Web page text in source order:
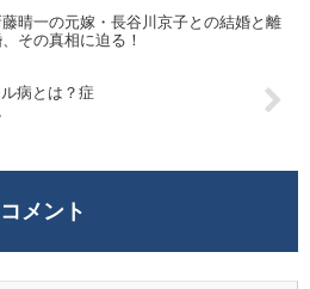
藤晴一の元嫁・長谷川京子との結婚と離
その真相に迫る！
病とは？症
コメント